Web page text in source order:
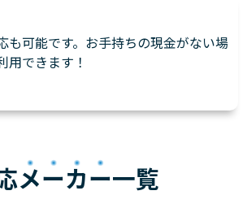
も可能です。お手持ちの現金がない場
用できます！
メーカー一覧